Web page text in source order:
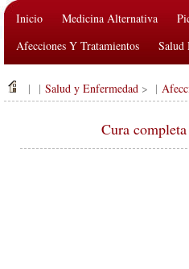
Inicio Medicina Alternativa
Afecciones Y Tratamientos
Salud
Salud Pública Y Seguridad
| | Salud y Enfermedad > |
Cura